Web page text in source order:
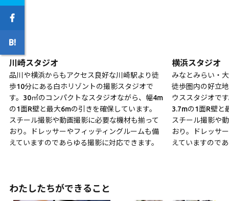
川崎スタジオ
品川や横浜からもアクセス良好な川崎駅より徒
歩10分にある白ホリゾントの撮影スタジオで
す。30㎡のコンパクトなスタジオながら、幅4m
の1面R壁と最大6mの引きを確保しています。
スチール撮影や動画撮影に必要な機材も揃って
おり。ドレッサーやフィッティングルームも備
えていますのであらゆる撮影に対応できます。
横浜スタジオ
みなとみらい・
徒歩圏内の好立
ウススタジオで
3.7mの1面R壁と
スチール撮影や
おり。ドレッサ
えていますので
わたしたちができること